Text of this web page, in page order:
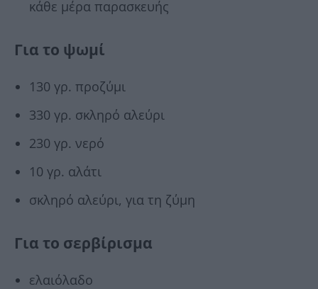
κάθε μέρα παρασκευής
Για το ψωμί
130 γρ. προζύμι
330 γρ. σκληρό αλεύρι
230 γρ. νερό
10 γρ. αλάτι
σκληρό αλεύρι, για τη ζύμη
Για το σερβίρισμα
ελαιόλαδο